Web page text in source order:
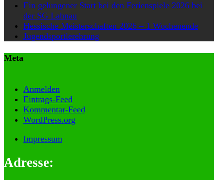
Ein gelungener Start bei den Ferienspiele 2026 bei
der SG Lahnau
Hessische Meisterschaften 2026 – 1 Wochenende
Jugendsportlerehrung
Meta
Anmelden
Eintrags-Feed
Kommentar-Feed
WordPress.org
Impressum
Adresse: